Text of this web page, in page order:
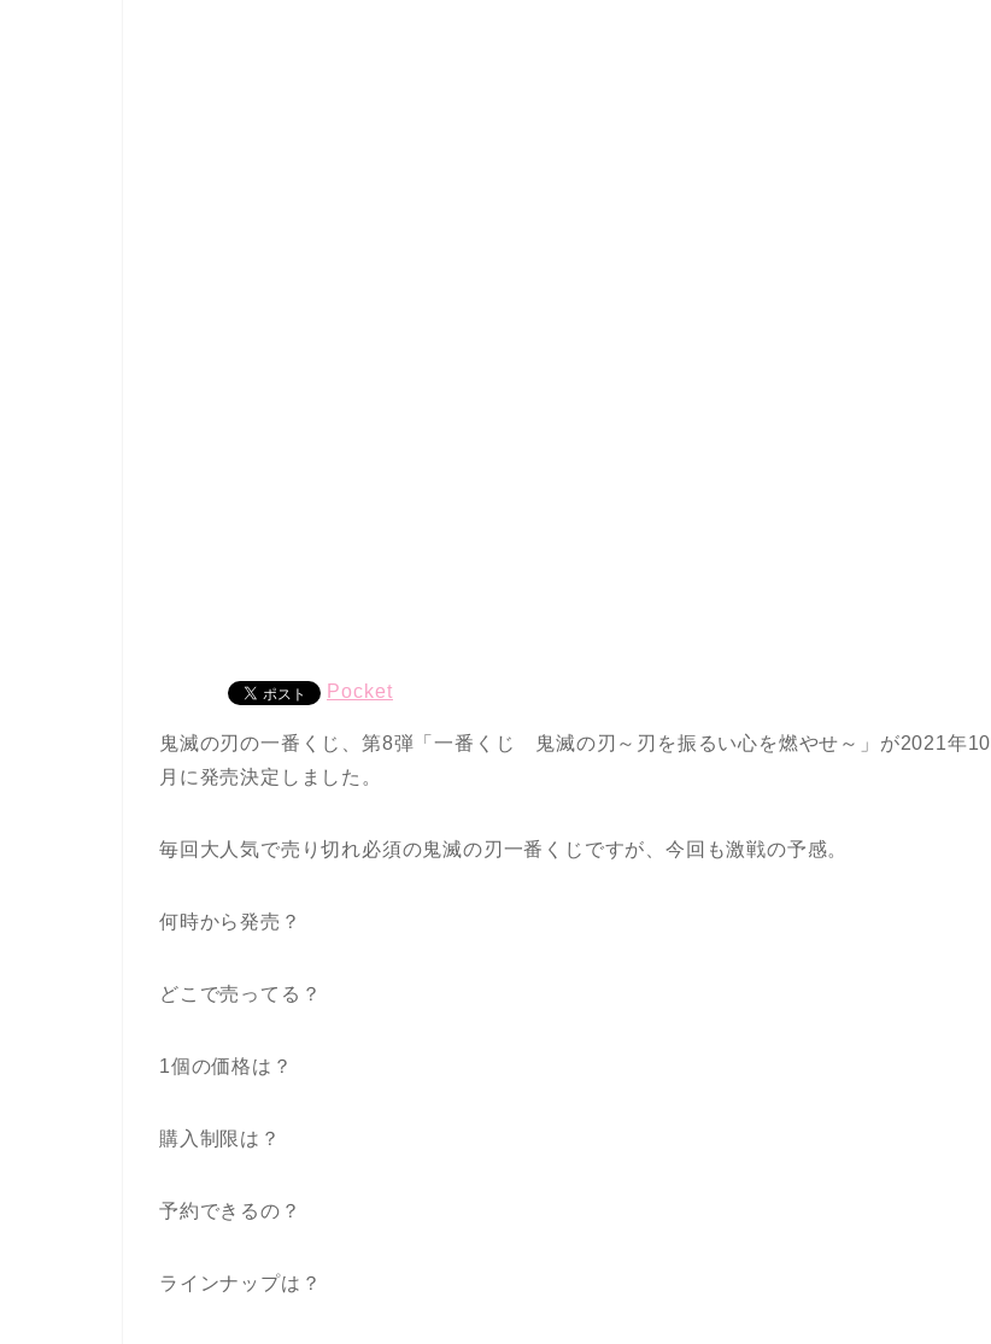
Pocket
鬼滅の刃の一番くじ、第8弾「一番くじ 鬼滅の刃～刃を振るい心を燃やせ～」が2021年10
月に発売決定しました。
毎回大人気で売り切れ必須の鬼滅の刃一番くじですが、今回も激戦の予感。
何時から発売？
どこで売ってる？
1個の価格は？
購入制限は？
予約できるの？
ラインナップは？